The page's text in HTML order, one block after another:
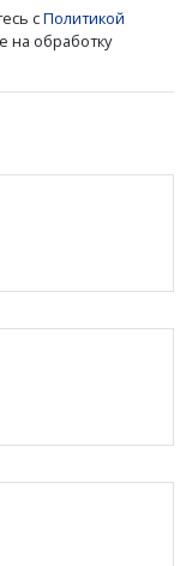
сПолитикой
на обработку